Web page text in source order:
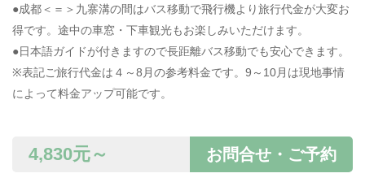
●成都＜＝＞九寨溝の間はバス移動で飛行機より旅行代金が大変お
得です。途中の車窓・下車観光もお楽しみいただけます。
●日本語ガイドが付きますので長距離バス移動でも安心できます。
※表記ご旅行代金は４～8月の参考料金です。9～10月は現地事情
によって料金アップ可能です。
お問合せ・ご予約
4,830元～